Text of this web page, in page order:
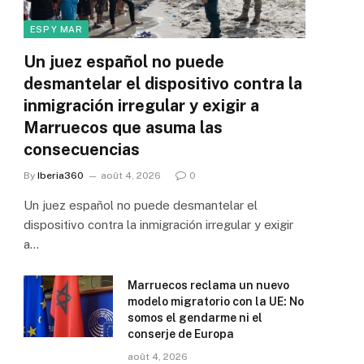
ESP Y MAR
Un juez español no puede
desmantelar el dispositivo contra la
inmigración irregular y exigir a
Marruecos que asuma las
consecuencias
By Iberia360 août 4, 2026 0
Un juez español no puede desmantelar el
dispositivo contra la inmigración irregular y exigir
a…
Marruecos reclama un nuevo
modelo migratorio con la UE: No
somos el gendarme ni el
conserje de Europa
août 4, 2026